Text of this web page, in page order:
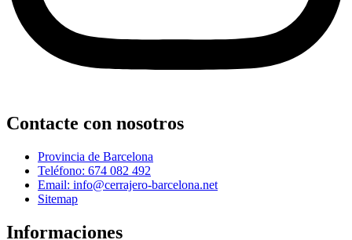
Contacte con nosotros
Provincia de Barcelona
Teléfono: 674 082 492
Email: info@cerrajero-barcelona.net
Sitemap
Informaciones